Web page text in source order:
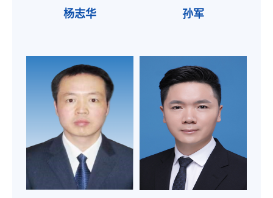
杨志华 孙军